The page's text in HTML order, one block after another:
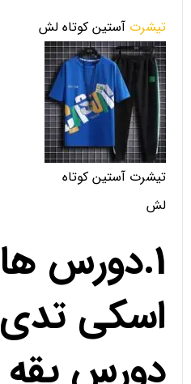
تیشرت آستین کوتاه لش
تیشرت آستین کوتاه
لش
1.دورس
اسکی
دورس